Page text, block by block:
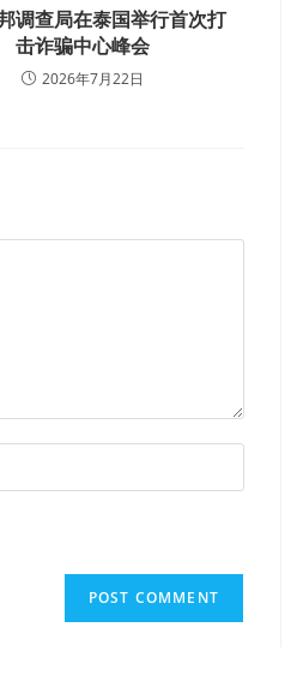
调查局在泰国举行首次打
击诈骗中心峰会
2026年7月22日